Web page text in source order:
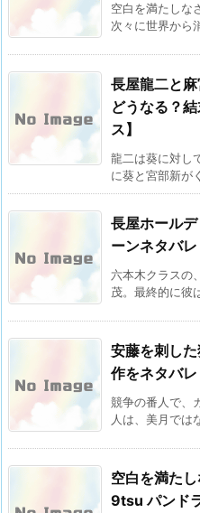
空白を満たしな
次々に世界から
長屋龍二と
どうなる？
ス】
龍二は葵に対し
に葵と宮部新が
長屋ホール
ーンネタバレ
六本木クラスの
茂。最終的に彼
安藤を刺し
作をネタバレ
競争の番人で、
人は、美月では
空白を満た
9tsu パンド